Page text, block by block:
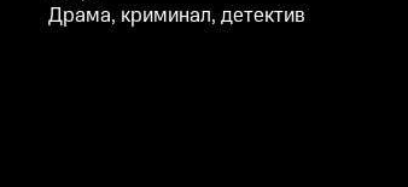
Драма, криминал, детектив